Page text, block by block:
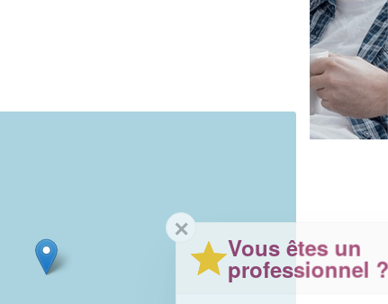
Vous êtes un
professionnel ?